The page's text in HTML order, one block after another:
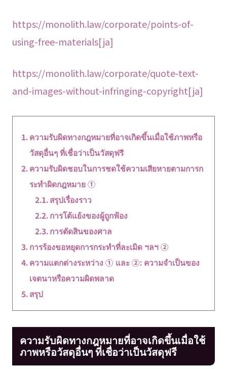
https://monolith.law/corporate/points-of-
using-free-materials[ja]
https://monolith.law/corporate/quote-text-
and-images-without-infringing-copyright[ja]
ความรับผิดทางกฎหมายที่อาจเกิดขึ้นเมื่อใช้ภาพหรือ
วัสดุอื่นๆ ที่เชื่อว่าเป็นวัสดุฟรี
ความรับผิดชอบในการชดใช้ความเสียหายตามการก
ระทำผิดกฎหมาย ①
สรุปเรื่องราว
การโต้แย้งของผู้ถูกฟ้อง
การตัดสินของศาล
การร้องขอหยุดการกระทำที่ละเมิด ฯลฯ ②
ความแตกต่างระหว่าง ① และ ②: ความจำเป็นของ
เจตนาหรือความผิดพลาด
สรุป
ความรับผิดทางกฎหมายที่อาจเกิดขึ้นเมื่อใช้
ภาพหรือวัสดุอื่นๆ ที่เชื่อว่าเป็นวัสดุฟรี